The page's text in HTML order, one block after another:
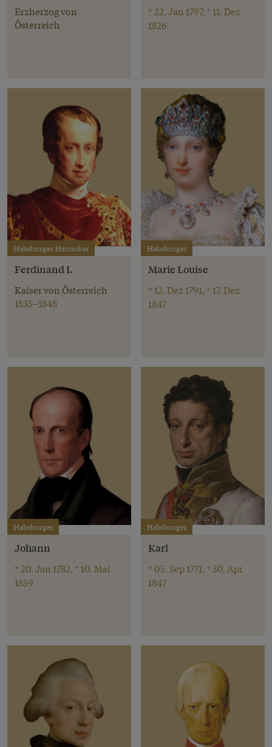
Erzherzog von
Österreich
* 22. Jan 1797, † 11. Dez
1826
Habsburger Herrscher
Ferdinand I.
Kaiser von Österreich
1835–1848
Habsburger
Marie Louise
* 12. Dez 1791, † 17. Dez
1847
Habsburger
Johann
* 20. Jan 1782, † 10. Mai
1859
Habsburger
Karl
* 05. Sep 1771, † 30. Apr
1847